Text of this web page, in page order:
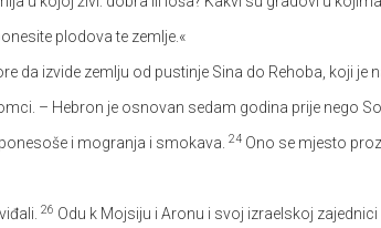
plodova te zemlje.«
da izvide zemlju od pustinje Sina do Rehoba, koji je
– Hebron je osnovan sedam godina prije nego
i mogranja i smokava. 24 Ono se mjesto
26 Odu k Mojsiju i Aronu i svoj izraelskoj